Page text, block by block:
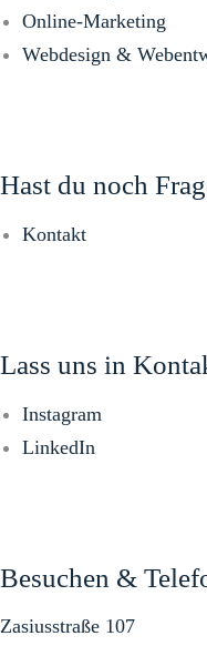
Online-Marketing
Webdesign &
Hast du noch
Kontakt
Lass uns in
Instagram
LinkedIn
Besuchen &
Zasiusstraße 107